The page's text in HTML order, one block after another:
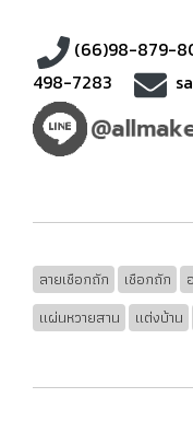
(66)98-879-
498-7283
ลายเชือกถัก เชือกถัก
แผ่นหวายสาน
แต่งบ้าน